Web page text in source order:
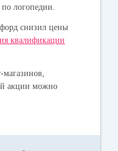
логопедии.
снизил цены
квалификации
акции можно